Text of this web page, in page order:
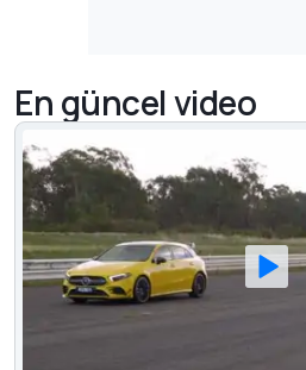
En güncel video